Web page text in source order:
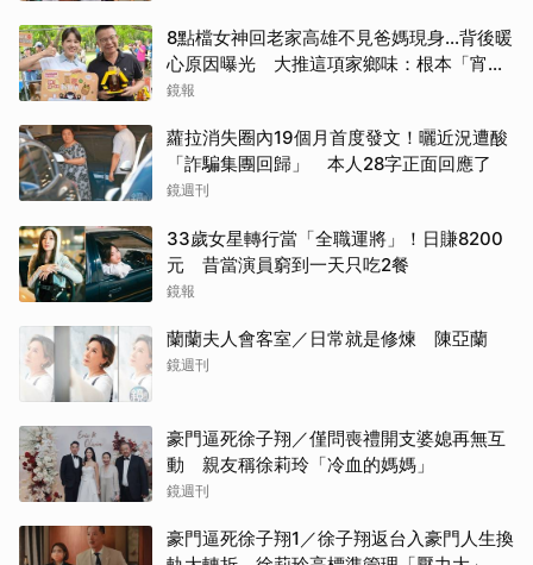
8點檔女神回老家高雄不見爸媽現身...背後暖
心原因曝光 大推這項家鄉味：根本「宵夜
天花板」
鏡報
蘿拉消失圈內19個月首度發文！曬近況遭酸
「詐騙集團回歸」 本人28字正面回應了
鏡週刊
33歲女星轉行當「全職運將」！日賺8200
元 昔當演員窮到一天只吃2餐
鏡報
蘭蘭夫人會客室／日常就是修煉 陳亞蘭
鏡週刊
豪門逼死徐子翔／僅問喪禮開支婆媳再無互
動 親友稱徐莉玲「冷血的媽媽」
鏡週刊
豪門逼死徐子翔1／徐子翔返台入豪門人生換